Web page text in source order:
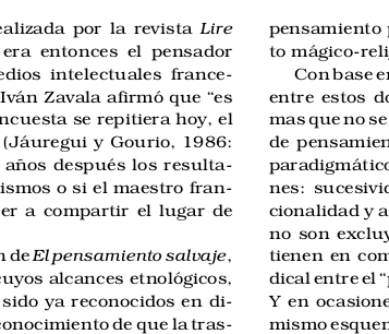
por la revista Lire
entonces el pensador
intelectuales france-
Zavala afirmó que “es
se repitiera hoy, el
y Gourio, 1986:
después los resulta-
o si el maestro fran-
a compartir el lugar de
de El pensamiento salvaje,
alcances etnológicos,
ya reconocidos en di-
de que la tras-
pensamiento
to mágico-
Con base
entre estos
mas que no
de
nes:
cionalidad y
no son
tienen en
dical entre el
Y en
mismo